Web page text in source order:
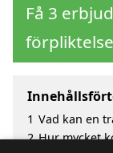
Få 3
1 Vad kan en
2 Hur mycket